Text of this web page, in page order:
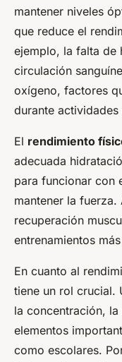
mantener niveles
que reduce el
ejemplo, la falta de
circulación
oxígeno, factores
durante
El rendimiento
adecuada
para funcionar con
mantener la
recuperación
entrenamientos
En cuanto al
tiene un rol crucial.
la concentración,
elementos
como escolares.